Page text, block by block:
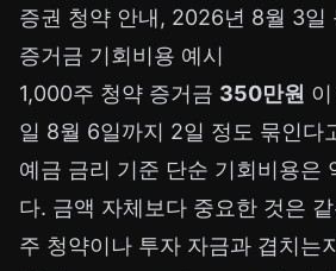
증권 청약 안내, 2026년 8월 3일
증거금 기회비용 예시
1,000주 청약 증거금 350만원
일 8월 6일까지 2일 정도 묶인다
예금 금리 기준 단순 기회비용은
다. 금액 자체보다 중요한 것은
주 청약이나 투자 자금과 겹치는